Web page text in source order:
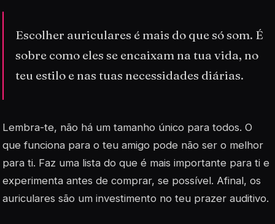
Escolher auriculares é mais do que só som. É
sobre como eles se encaixam na tua vida, no
teu estilo e nas tuas necessidades diárias.
Lembra-te, não há um tamanho único para todos. O
que funciona para o teu amigo pode não ser o melhor
para ti. Faz uma lista do que é mais importante para ti e
experimenta antes de comprar, se possível. Afinal, os
auriculares são um investimento no teu prazer auditivo.